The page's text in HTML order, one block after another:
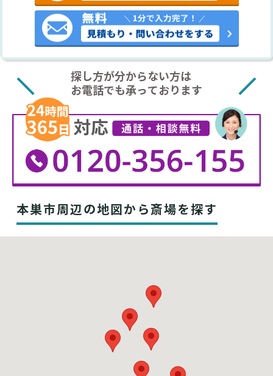
探し方が分からない方は
お電話でも承っております
本巣市周辺の地図から斎場を探す